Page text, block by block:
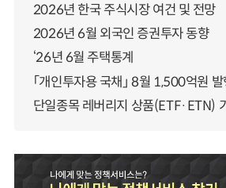
2026년 한국 주식시장 여건 및 전망
2026년 6월 외국인 증권투자 동향
‘26년 6월 주택통계
「개인투자용 국채」 8월 1,500억원